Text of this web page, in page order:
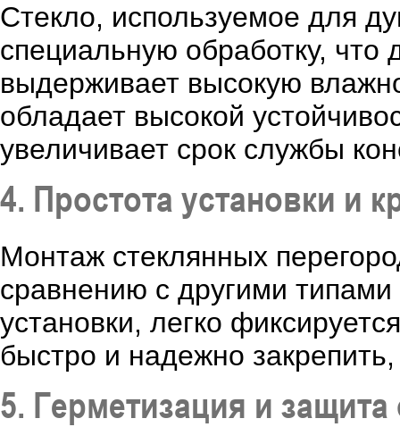
Стекло, используемое для
специальную обработку, что
выдерживает высокую
обладает высокой
увеличивает срок службы
4. Простота установки и
Монтаж стеклянных
сравнению с другими
установки, легко
быстро и надежно
5. Герметизация и